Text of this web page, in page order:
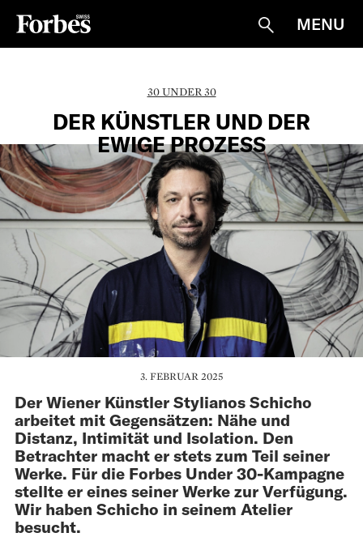
Suche
MENU
30 UNDER 30
DER KÜNSTLER UND DER
EWIGE PROZESS
3. FEBRUAR 2025
Der Wiener Künstler Stylianos Schicho
arbeitet mit Gegensätzen: Nähe und
Distanz, Intimität und Isolation. Den
Betrachter macht er stets zum Teil seiner
Werke. Für die Forbes Under 30-Kampagne
stellte er eines seiner Werke zur Verfügung.
Wir haben Schicho in seinem Atelier
besucht.